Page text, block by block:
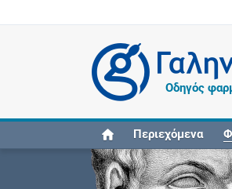
Οδηγός
Περιεχόμενα